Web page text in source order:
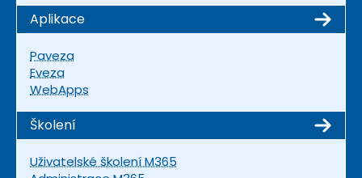
Aplikace
Paveza
Eveza
WebApps
Školení
Uživatelské školení M365